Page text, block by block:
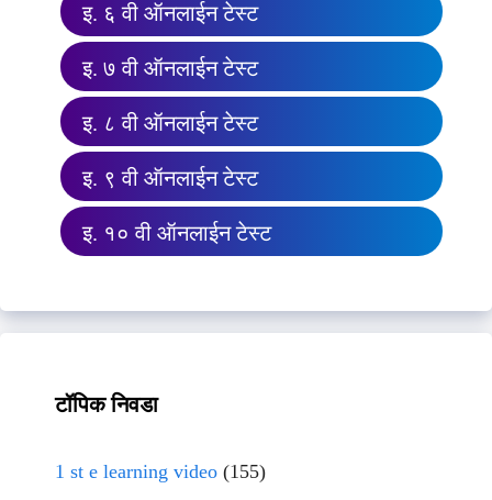
इ. ६ वी ऑनलाईन टेस्ट
इ. ७ वी ऑनलाईन टेस्ट
इ. ८ वी ऑनलाईन टेस्ट
इ. ९ वी ऑनलाईन टेस्ट
इ. १० वी ऑनलाईन टेस्ट
टॉपिक निवडा
1 st e learning video (155)